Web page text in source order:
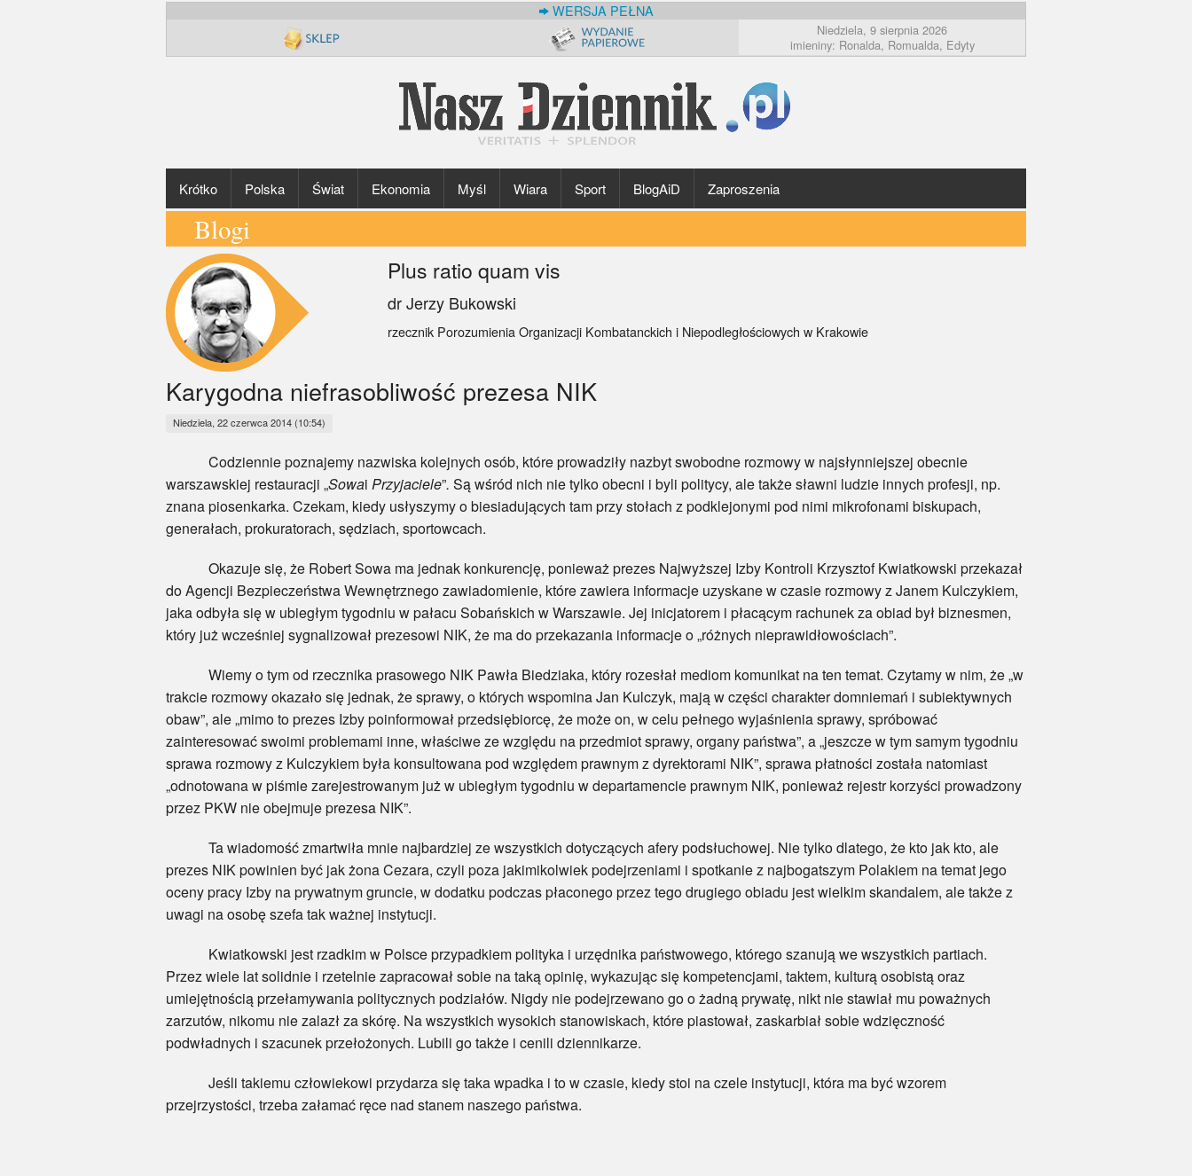
WERSJA PEŁNA
Niedziela, 9 sierpnia 2026
imieniny: Ronalda, Romualda, Edyty
Krótko Polska Świat Ekonomia Myśl Wiara Sport BlogAiD Zaproszenia
Blogi
Plus ratio quam vis
dr Jerzy Bukowski
rzecznik Porozumienia Organizacji Kombatanckich i Niepodległościowych w Krakowie
Karygodna niefrasobliwość prezesa NIK
Niedziela, 22 czerwca 2014 (10:54)
Codziennie poznajemy nazwiska kolejnych osób, które prowadziły nazbyt swobodne rozmowy w najsłynniejszej obecnie
warszawskiej restauracji „Sowai Przyjaciele”. Są wśród nich nie tylko obecni i byli politycy, ale także sławni ludzie innych profesji, np.
znana piosenkarka. Czekam, kiedy usłyszymy o biesiadujących tam przy stołach z podklejonymi pod nimi mikrofonami biskupach,
generałach, prokuratorach, sędziach, sportowcach.
Okazuje się, że Robert Sowa ma jednak konkurencję, ponieważ prezes Najwyższej Izby Kontroli Krzysztof Kwiatkowski przekazał
do Agencji Bezpieczeństwa Wewnętrznego zawiadomienie, które zawiera informacje uzyskane w czasie rozmowy z Janem Kulczykiem,
jaka odbyła się w ubiegłym tygodniu w pałacu Sobańskich w Warszawie. Jej inicjatorem i płacącym rachunek za obiad był biznesmen,
który już wcześniej sygnalizował prezesowi NIK, że ma do przekazania informacje o „różnych nieprawidłowościach”.
Wiemy o tym od rzecznika prasowego NIK Pawła Biedziaka, który rozesłał mediom komunikat na ten temat. Czytamy w nim, że „w
trakcie rozmowy okazało się jednak, że sprawy, o których wspomina Jan Kulczyk, mają w części charakter domniemań i subiektywnych
obaw”, ale „mimo to prezes Izby poinformował przedsiębiorcę, że może on, w celu pełnego wyjaśnienia sprawy, spróbować
zainteresować swoimi problemami inne, właściwe ze względu na przedmiot sprawy, organy państwa”, a „jeszcze w tym samym tygodniu
sprawa rozmowy z Kulczykiem była konsultowana pod względem prawnym z dyrektorami NIK”, sprawa płatności została natomiast
„odnotowana w piśmie zarejestrowanym już w ubiegłym tygodniu w departamencie prawnym NIK, ponieważ rejestr korzyści prowadzony
przez PKW nie obejmuje prezesa NIK”.
Ta wiadomość zmartwiła mnie najbardziej ze wszystkich dotyczących afery podsłuchowej. Nie tylko dlatego, że kto jak kto, ale
prezes NIK powinien być jak żona Cezara, czyli poza jakimikolwiek podejrzeniami i spotkanie z najbogatszym Polakiem na temat jego
oceny pracy Izby na prywatnym gruncie, w dodatku podczas płaconego przez tego drugiego obiadu jest wielkim skandalem, ale także z
uwagi na osobę szefa tak ważnej instytucji.
Kwiatkowski jest rzadkim w Polsce przypadkiem polityka i urzędnika państwowego, którego szanują we wszystkich partiach.
Przez wiele lat solidnie i rzetelnie zapracował sobie na taką opinię, wykazując się kompetencjami, taktem, kulturą osobistą oraz
umiejętnością przełamywania politycznych podziałów. Nigdy nie podejrzewano go o żadną prywatę, nikt nie stawiał mu poważnych
zarzutów, nikomu nie zalazł za skórę. Na wszystkich wysokich stanowiskach, które piastował, zaskarbiał sobie wdzięczność
podwładnych i szacunek przełożonych. Lubili go także i cenili dziennikarze.
Jeśli takiemu człowiekowi przydarza się taka wpadka i to w czasie, kiedy stoi na czele instytucji, która ma być wzorem
przejrzystości, trzeba załamać ręce nad stanem naszego państwa.